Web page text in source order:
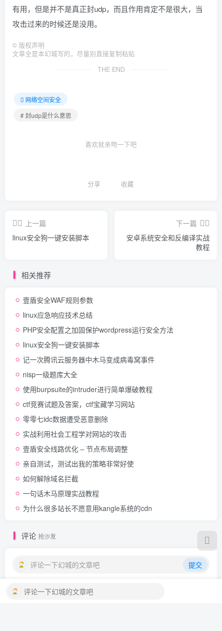
有用，但是并不是真正封udp，而且作用肯定不是很大，当
攻击过来的时候还是没用。
© 版权声明
文章全是本幻城写的，尽量别直接复制粘贴
THE END
网络空间安全
# 封udp是什么意思
喜欢就亲吻一下吧
分享 收藏
上一篇
linux安全狗一键安装脚本
下一篇
安卓系统安全和反编译实战
教程
相关推荐
壹盾安全WAF规则参数
linux应急响应技术总结
PHP安全配置之加固保护wordpress运行安全方法
linux安全狗一键安装脚本
记一次腾讯云服务器中木马变成病毒窝事件
nisp一级题库大全
使用burpsuite的intruder进行简单爆破教程
ctf竞赛试题及答案，ctf宝藏学习网站
零零七idc数据遭受恶意删除
实战利用社会工程学对网站的攻击
壹盾安全线路优化 – 节点布局调整
亲自测试，测试出我的策略非常好使
如何解除域名拦截
一句话木马原理实战教程
为什么很多站长不愿意用kangle系统的cdn
评论 抢沙发
评论一下幻城的文章吧 提交
评论一下幻城的文章吧